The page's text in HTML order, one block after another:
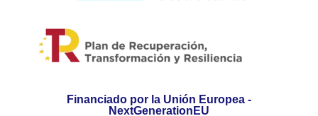
Financiado por la Unión Europea -
NextGenerationEU